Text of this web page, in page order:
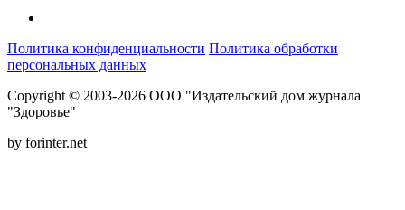
Политика конфиденциальности Политика обработки
персональных данных
Copyright © 2003-2026 ООО "Издательский дом журнала
"Здоровье"
by forinter.net